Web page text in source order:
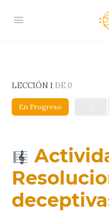
LECCIÓN 1 DE 0
En Progreso